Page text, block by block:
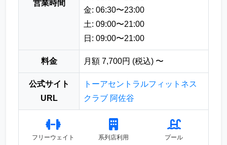
営業時間
金: 06:30〜23:00
土: 09:00〜21:00
日: 09:00〜21:00
料金 月額 7,700円 (税込) 〜
公式サイト
URL
トーアセントラルフィットネス
クラブ 阿佐谷
フリーウェイト 系列店利用 プール